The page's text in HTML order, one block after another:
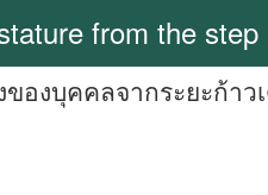
from the
องบุคคลจากระยะก้าว